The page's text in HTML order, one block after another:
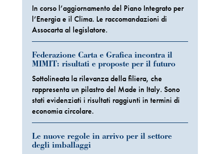
In corso l’aggiornamento del Piano Integrato per
l’Energia e il Clima. Le raccomandazioni di
Assocarta al legislatore.
Federazione Carta e Grafica incontra il
MIMIT: risultati e proposte per il futuro
Sottolineata la rilevanza della filiera, che
rappresenta un pilastro del Made in Italy. Sono
stati evidenziati i risultati raggiunti in termini di
economia circolare.
Le nuove regole in arrivo per il settore
degli imballaggi